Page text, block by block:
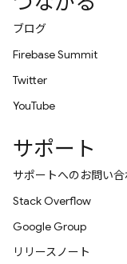
ブログ
Firebase Summit
Twitter
YouTube
サポート
サポートへのお問い合
Stack Overflow
Google Group
リリースノート